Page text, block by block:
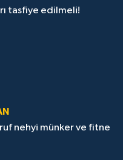
tasfiye edilmeli!
nehyi münker ve fitne